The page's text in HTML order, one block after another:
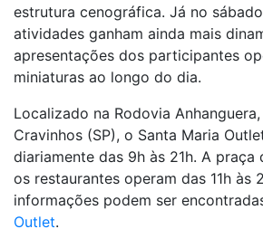
estrutura cenográfica. Já no
atividades ganham ainda mais
apresentações dos participantes
miniaturas ao longo do dia.
Localizado na Rodovia
Cravinhos (SP), o Santa Maria
diariamente das 9h às 21h. A praça
os restaurantes operam das 11h às
informações podem ser
Outlet.